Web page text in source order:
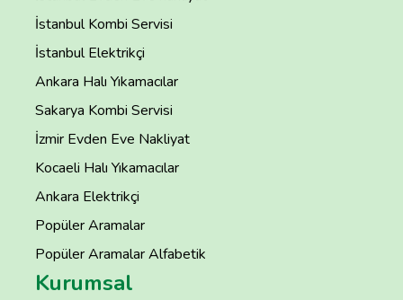
İstanbul Kombi Servisi
İstanbul Elektrikçi
Ankara Halı Yıkamacılar
Sakarya Kombi Servisi
İzmir Evden Eve Nakliyat
Kocaeli Halı Yıkamacılar
Ankara Elektrikçi
Popüler Aramalar
Popüler Aramalar Alfabetik
Kurumsal